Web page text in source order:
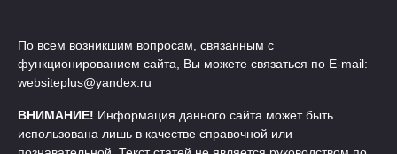
По всем возникшим вопросам, связанным с
функционированием сайта, Вы можете связаться по E-mail:
websiteplus@yandex.ru
ВНИМАНИЕ! Информация данного сайта может быть
использована лишь в качестве справочной или